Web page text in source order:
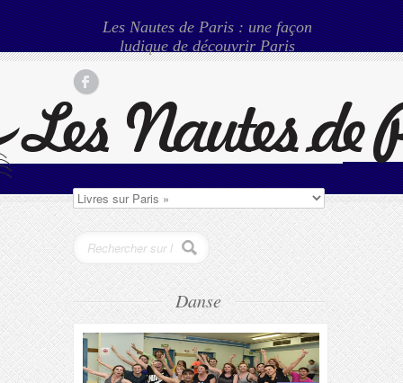
Les Nautes de Paris : une façon
ludique de découvrir Paris
Danse